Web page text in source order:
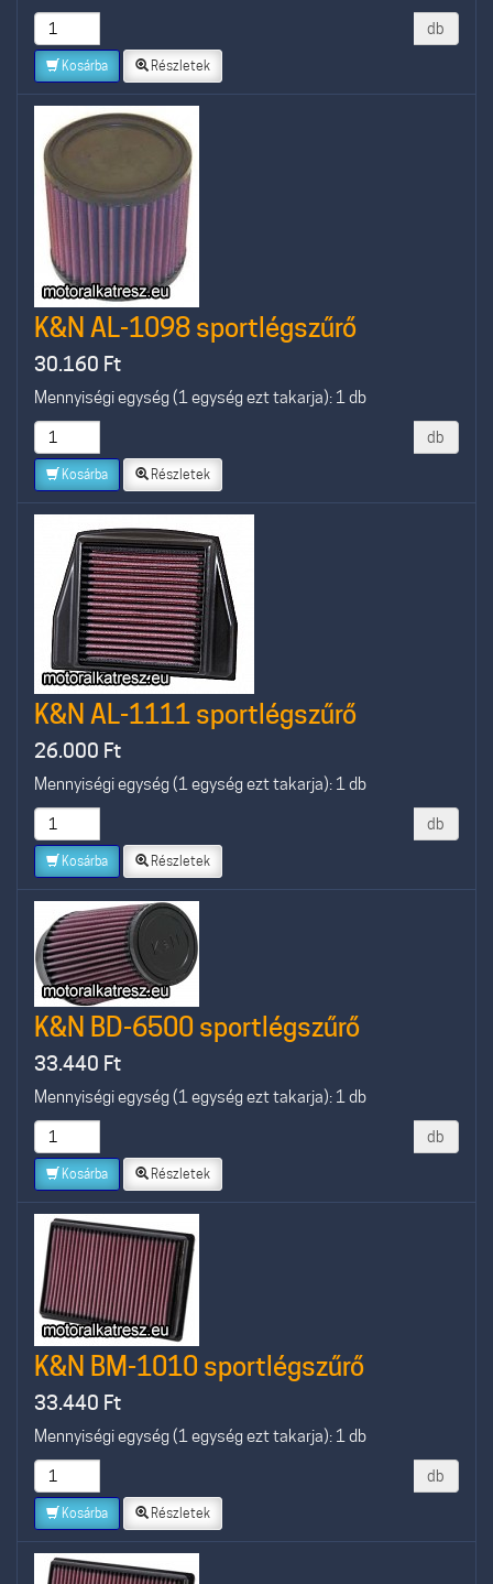
db
Kosárba Részletek
K&N AL-1098 sportlégszűrő
30.160 Ft
Mennyiségi egység (1 egység ezt takarja): 1 db
db
Kosárba Részletek
K&N AL-1111 sportlégszűrő
26.000 Ft
Mennyiségi egység (1 egység ezt takarja): 1 db
db
Kosárba Részletek
K&N BD-6500 sportlégszűrő
33.440 Ft
Mennyiségi egység (1 egység ezt takarja): 1 db
db
Kosárba Részletek
K&N BM-1010 sportlégszűrő
33.440 Ft
Mennyiségi egység (1 egység ezt takarja): 1 db
db
Kosárba Részletek